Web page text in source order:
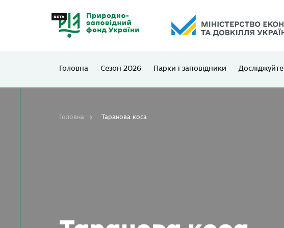
Головна Сезон 2026 Парки і заповідники Досліджуйте
Головна Таранова коса